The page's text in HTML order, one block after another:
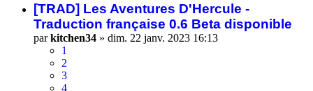
[TRAD] Les Aventures D'Hercule -
Traduction française 0.6 Beta disponible
parkitchen34 » dim. 22 janv. 2023 16:13
1
2
3
4